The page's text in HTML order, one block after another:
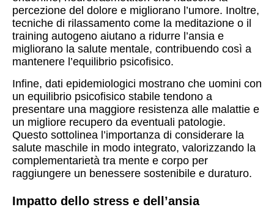
percezione del dolore e migliorano l’umore. Inoltre,
tecniche di rilassamento come la meditazione o il
training autogeno aiutano a ridurre l’ansia e
migliorano la salute mentale, contribuendo così a
mantenere l’equilibrio psicofisico.
Infine, dati epidemiologici mostrano che uomini con
un equilibrio psicofisico stabile tendono a
presentare una maggiore resistenza alle malattie e
un migliore recupero da eventuali patologie.
Questo sottolinea l’importanza di considerare la
salute maschile in modo integrato, valorizzando la
complementarietà tra mente e corpo per
raggiungere un benessere sostenibile e duraturo.
Impatto dello stress e dell’ansia